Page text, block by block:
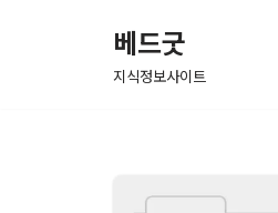
베드굿
지식정보사이트